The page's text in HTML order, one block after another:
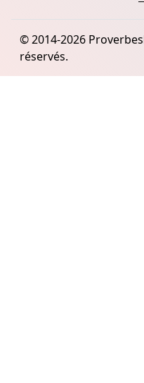
© 2014-2026
réservés.